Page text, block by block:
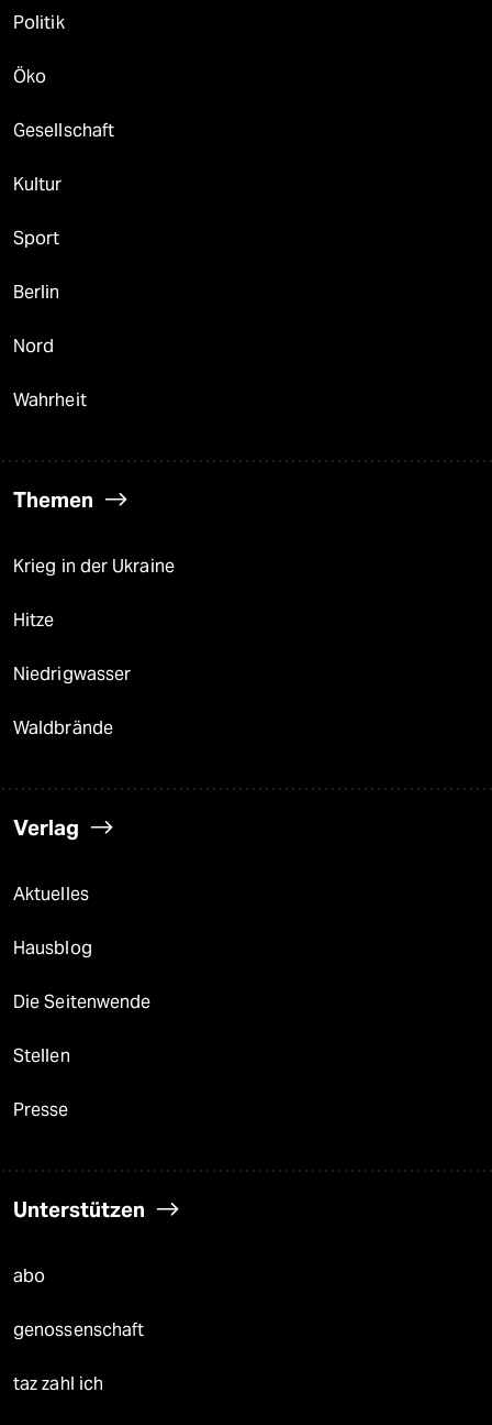
Politik
Öko
Gesellschaft
Kultur
Sport
Berlin
Nord
Wahrheit
Themen
Krieg in der Ukraine
Hitze
Niedrigwasser
Waldbrände
Verlag
Aktuelles
Hausblog
Die Seitenwende
Stellen
Presse
Unterstützen
abo
genossenschaft
taz zahl ich